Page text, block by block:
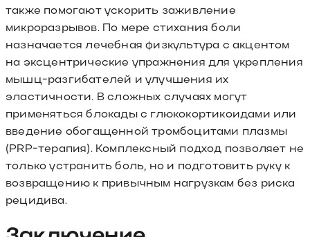
также помогают ускорить заживление
микроразрывов. По мере стихания боли
назначается лечебная физкультура с акцентом
на эксцентрические упражнения для укрепления
мышц-разгибателей и улучшения их
эластичности. В сложных случаях могут
применяться блокады с глюкокортикоидами или
введение обогащенной тромбоцитами плазмы
(PRP-терапия). Комплексный подход позволяет не
только устранить боль, но и подготовить руку к
возвращению к привычным нагрузкам без риска
рецидива.